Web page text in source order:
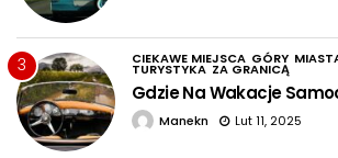
3 CIEKAWE MIEJSCA GÓRY
TURYSTYKA ZA GRANICĄ
Gdzie Na Wakacje
Manekn Lut 11, 2025